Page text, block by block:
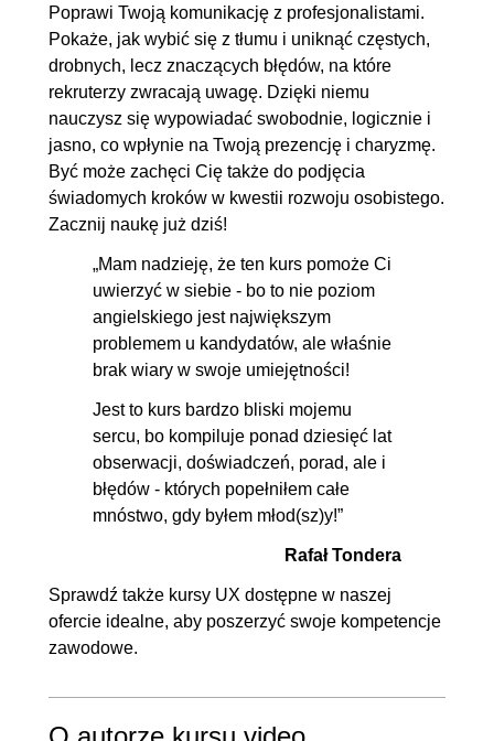
Poprawi Twoją komunikację z profesjonalistami.
Pokaże, jak wybić się z tłumu i uniknąć częstych,
drobnych, lecz znaczących błędów, na które
rekruterzy zwracają uwagę. Dzięki niemu
nauczysz się wypowiadać swobodnie, logicznie i
jasno, co wpłynie na Twoją prezencję i charyzmę.
Być może zachęci Cię także do podjęcia
świadomych kroków w kwestii rozwoju osobistego.
Zacznij naukę już dziś!
„Mam nadzieję, że ten kurs pomoże Ci
uwierzyć w siebie - bo to nie poziom
angielskiego jest największym
problemem u kandydatów, ale właśnie
brak wiary w swoje umiejętności!
Jest to kurs bardzo bliski mojemu
sercu, bo kompiluje ponad dziesięć lat
obserwacji, doświadczeń, porad, ale i
błędów - których popełniłem całe
mnóstwo, gdy byłem młod(sz)y!”
Rafał Tondera
Sprawdź także kursy UX dostępne w naszej
ofercie idealne, aby poszerzyć swoje kompetencje
zawodowe.